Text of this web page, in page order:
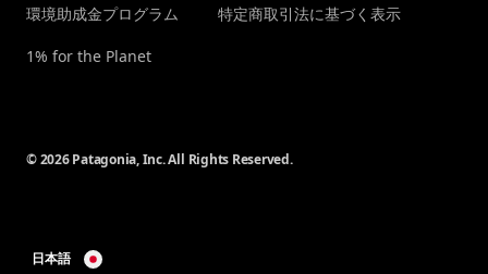
環境助成金プログラム
1% for the Planet
特定商取引法に基づく表示
© 2026 Patagonia, Inc. All Rights Reserved.
日本語